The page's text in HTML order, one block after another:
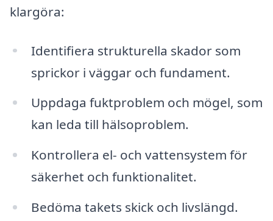
klargöra:
Identifiera strukturella skador som
sprickor i väggar och fundament.
Uppdaga fuktproblem och mögel, som
kan leda till hälsoproblem.
Kontrollera el- och vattensystem för
säkerhet och funktionalitet.
Bedöma takets skick och livslängd.